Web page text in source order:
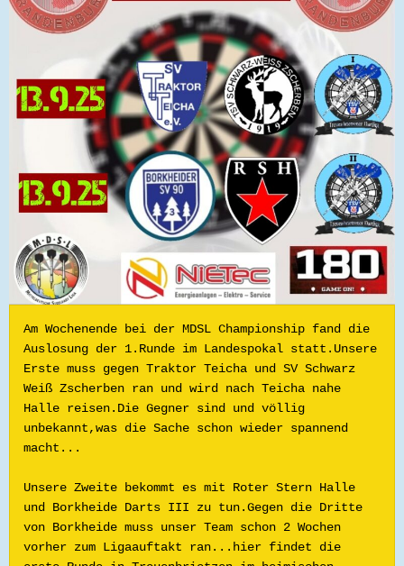
Am Wochenende bei der MDSL Championship fand die
Auslosung der 1.Runde im Landespokal statt.Unsere
Erste muss gegen Traktor Teicha und SV Schwarz
Weiß Zscherben ran und wird nach Teicha nahe
Halle reisen.Die Gegner sind und völlig
unbekannt,was die Sache schon wieder spannend
macht...
Unsere Zweite bekommt es mit Roter Stern Halle
und Borkheide Darts III zu tun.Gegen die Dritte
von Borkheide muss unser Team schon 2 Wochen
vorher zum Ligaauftakt ran...hier findet die